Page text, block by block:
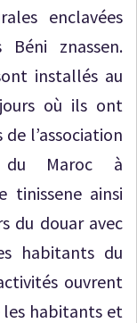
enclavées
znassen.
installés au
où ils ont
l’association
du Maroc à
tinissene ainsi
du douar avec
habitants du
ouvrent
les habitants et